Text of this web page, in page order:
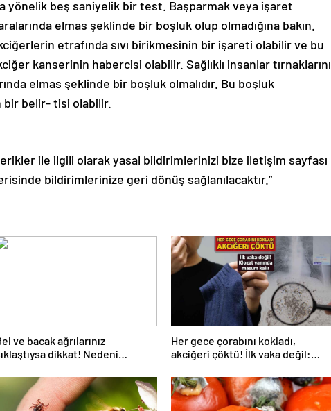
yönelik beş saniyelik bir test. Başparmak veya işaret
elmas şeklinde bir boşluk olup olmadığına bakın.
etrafında sıvı birikmesinin bir işareti olabilir ve bu
kanserinin habercisi olabilir. Sağlıklı insanlar tırnaklarını
elmas şeklinde bir boşluk olmalıdır. Bu boşluk
bir belir- tisi olabilir.
ile ilgili olarak yasal bildirimlerinizi bize iletişim sayfası
bildirimlerinize geri dönüş sağlanılacaktır.”
ve bacak ağrılarınız
dikkat! Nedeni
Her gece çorabını kokladı,
akciğeri çöktü! İlk vaka değil: